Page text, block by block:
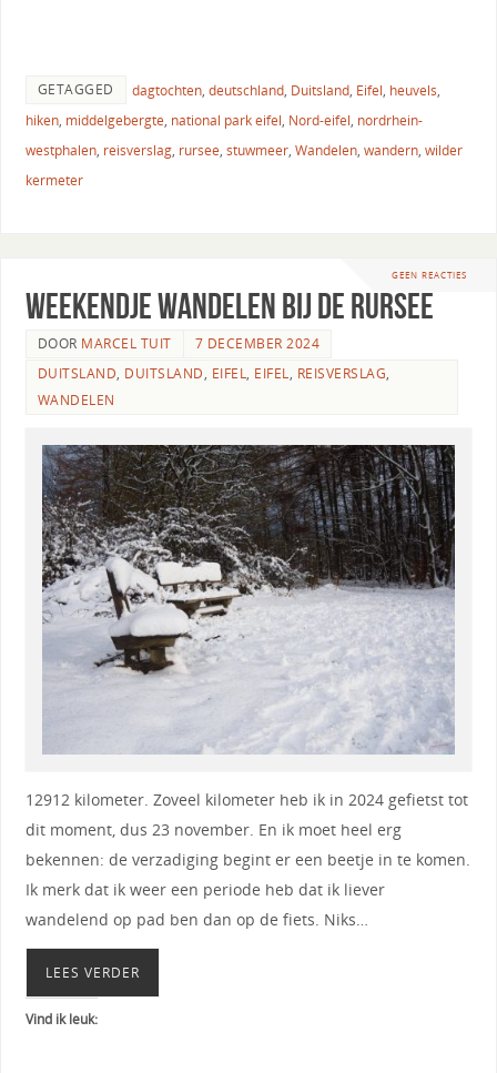
GETAGGED dagtochten, deutschland, Duitsland, Eifel, heuvels,
hiken, middelgebergte, national park eifel, Nord-eifel, nordrhein-
westphalen, reisverslag, rursee, stuwmeer, Wandelen, wandern, wilder
kermeter
GEEN REACTIES
Weekendje wandelen bij de Rursee
DOOR MARCEL TUIT
7 DECEMBER 2024
DUITSLAND, DUITSLAND, EIFEL, EIFEL, REISVERSLAG,
WANDELEN
12912 kilometer. Zoveel kilometer heb ik in 2024 gefietst tot
dit moment, dus 23 november. En ik moet heel erg
bekennen: de verzadiging begint er een beetje in te komen.
Ik merk dat ik weer een periode heb dat ik liever
wandelend op pad ben dan op de fiets. Niks…
LEES VERDER
Vind ik leuk: